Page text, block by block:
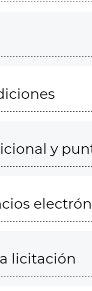
y
licitación